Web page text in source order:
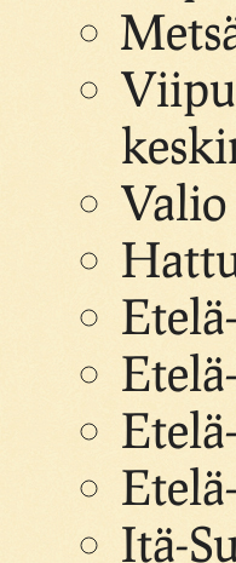
Valio
Itä-